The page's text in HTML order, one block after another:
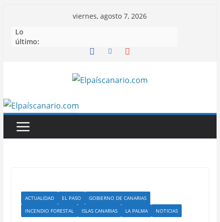
contenido
viernes, agosto 7, 2026
Lo
último:
ACTUALIDAD EL PASO
GOBIERNO DE CANARIAS
INCENDIO FORESTAL
ISLAS CANARIAS LA PALMA NOTICIAS